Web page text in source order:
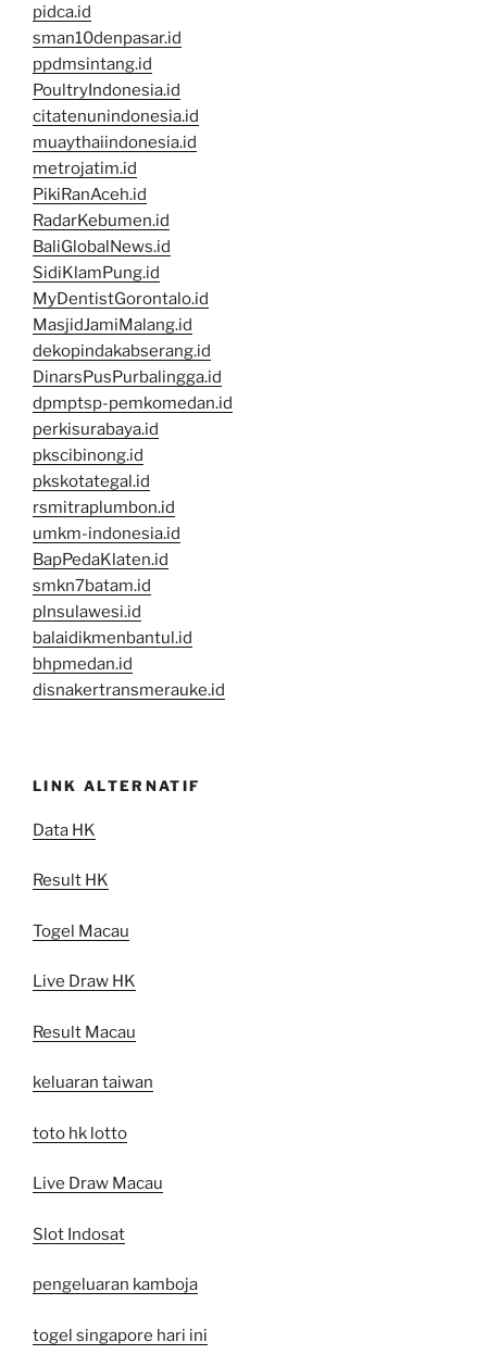
pidca.id
sman10denpasar.id
ppdmsintang.id
PoultryIndonesia.id
citatenunindonesia.id
muaythaiindonesia.id
metrojatim.id
PikiRanAceh.id
RadarKebumen.id
BaliGlobalNews.id
SidiKlamPung.id
MyDentistGorontalo.id
MasjidJamiMalang.id
dekopindakabserang.id
DinarsPusPurbalingga.id
dpmptsp-pemkomedan.id
perkisurabaya.id
pkscibinong.id
pkskotategal.id
rsmitraplumbon.id
umkm-indonesia.id
BapPedaKlaten.id
smkn7batam.id
plnsulawesi.id
balaidikmenbantul.id
bhpmedan.id
disnakertransmerauke.id
LINK ALTERNATIF
Data HK
Result HK
Togel Macau
Live Draw HK
Result Macau
keluaran taiwan
toto hk lotto
Live Draw Macau
Slot Indosat
pengeluaran kamboja
togel singapore hari ini